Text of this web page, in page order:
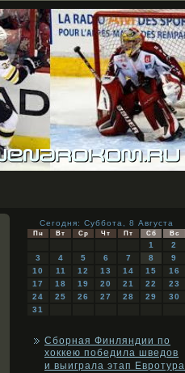
Сегодня: Суббота, 8 Августа
Пн Вт Ср Чт Пт Сб Вс
1
2
3
4 5 6 7 8
9
10
11 12 13 14 15
16
17
18 19 20 21 22
23
24
25 26 27 28 29
30
31
Сборная Финляндии по
хоккею победила шведов
и выиграла этап Евротура